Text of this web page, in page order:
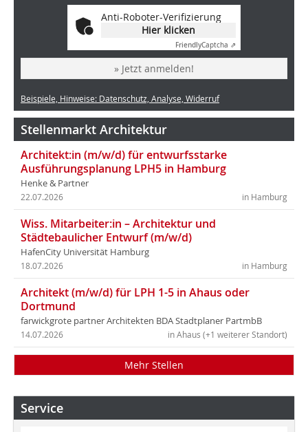
Anti-Roboter-Verifizierung
Hier klicken
FriendlyCaptcha ⇗
» Jetzt anmelden!
Beispiele, Hinweise: Datenschutz, Analyse, Widerruf
Stellenmarkt Architektur
Architekt:in (m/w/d) für entwurfsstarke
Ausführungsplanung LPH5 in Hamburg
Henke & Partner
in Hamburg
22.07.2026
Wiss. Mitarbeiter:in – Architektur und
Städtebaulicher Entwurf (m/w/d)
HafenCity Universität Hamburg
in Hamburg
18.07.2026
Architekt (m/w/d) für LPH 1-5 in Ahaus oder
Dortmund
farwickgrote partner Architekten BDA Stadtplaner PartmbB
in Ahaus (+1 weiterer Standort)
14.07.2026
Mehr Stellen
Service